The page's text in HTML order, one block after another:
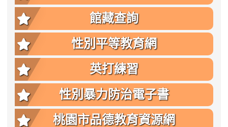
館藏查詢
性別平等教育網
英打練習
性別暴力防治電子書
桃園市品德教育資源網